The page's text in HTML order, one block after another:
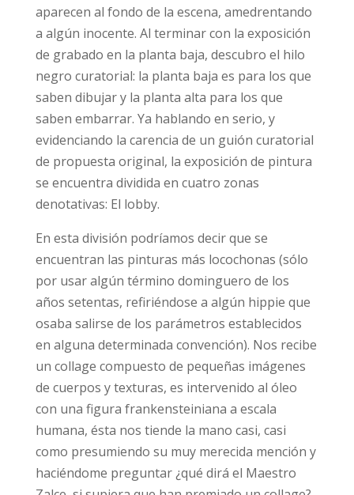
aparecen al fondo de la escena, amedrentando
a algún inocente. Al terminar con la exposición
de grabado en la planta baja, descubro el hilo
negro curatorial: la planta baja es para los que
saben dibujar y la planta alta para los que
saben embarrar. Ya hablando en serio, y
evidenciando la carencia de un guión curatorial
de propuesta original, la exposición de pintura
se encuentra dividida en cuatro zonas
denotativas: El lobby.
En esta división podríamos decir que se
encuentran las pinturas más locochonas (sólo
por usar algún término dominguero de los
años setentas, refiriéndose a algún hippie que
osaba salirse de los parámetros establecidos
en alguna determinada convención). Nos recibe
un collage compuesto de pequeñas imágenes
de cuerpos y texturas, es intervenido al óleo
con una figura frankensteiniana a escala
humana, ésta nos tiende la mano casi, casi
como presumiendo su muy merecida mención y
haciéndome preguntar ¿qué dirá el Maestro